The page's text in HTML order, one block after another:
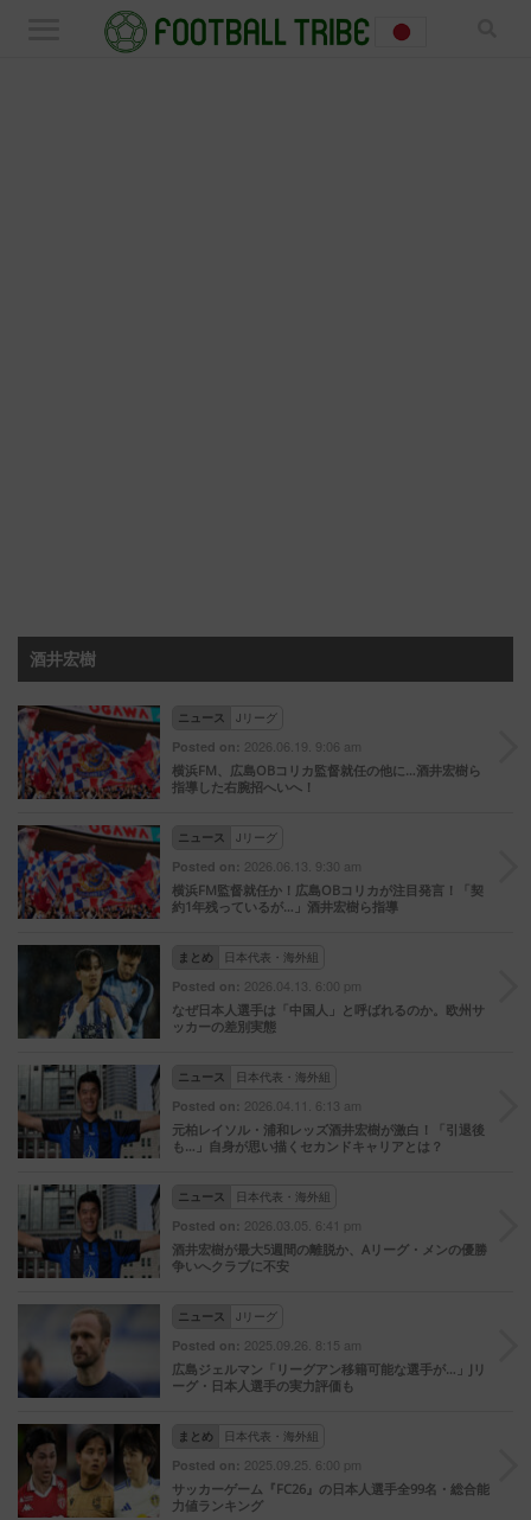
酒井宏樹
ニュース Jリーグ
Posted on: 2026.06.19. 9:06 am
横浜FM、広島OBコリカ監督就任の他に…酒井宏樹ら
指導した右腕招へいへ！
ニュース Jリーグ
Posted on: 2026.06.13. 9:30 am
横浜FM監督就任か！広島OBコリカが注目発言！「契
約1年残っているが…」酒井宏樹ら指導
まとめ 日本代表・海外組
Posted on: 2026.04.13. 6:00 pm
なぜ日本人選手は「中国人」と呼ばれるのか。欧州サ
ッカーの差別実態
ニュース 日本代表・海外組
Posted on: 2026.04.11. 6:13 am
元柏レイソル・浦和レッズ酒井宏樹が激白！「引退後
も…」自身が思い描くセカンドキャリアとは？
ニュース 日本代表・海外組
Posted on: 2026.03.05. 6:41 pm
酒井宏樹が最大5週間の離脱か、Aリーグ・メンの優勝
争いへクラブに不安
ニュース Jリーグ
Posted on: 2025.09.26. 8:15 am
広島ジェルマン「リーグアン移籍可能な選手が…」Jリ
ーグ・日本人選手の実力評価も
まとめ 日本代表・海外組
Posted on: 2025.09.25. 6:00 pm
サッカーゲーム『FC26』の日本人選手全99名・総合能
力値ランキング